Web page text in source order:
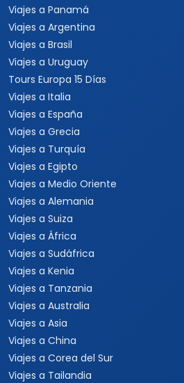
Viajes a Panamá
Viajes a Argentina
Viajes a Brasil
Viajes a Uruguay
Tours Europa 15 Días
Viajes a Italia
Viajes a España
Viajes a Grecia
Viajes a Turquía
Viajes a Egipto
Viajes a Medio Oriente
Viajes a Alemania
Viajes a Suiza
Viajes a África
Viajes a Sudáfrica
Viajes a Kenia
Viajes a Tanzania
Viajes a Australia
Viajes a Asia
Viajes a China
Viajes a Corea del Sur
Viajes a Tailandia